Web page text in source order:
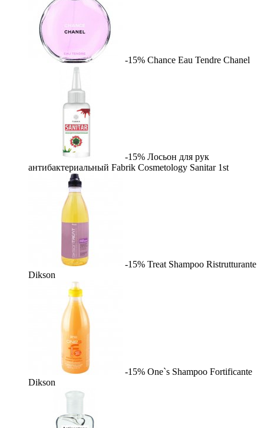
-15% Chance Eau Tendre Chanel
-15% Лосьон для рук
антибактериальный Fabrik Cosmetology Sanitar 1st
-15% Treat Shampoo Ristrutturante
Dikson
-15% One`s Shampoo Fortificante
Dikson